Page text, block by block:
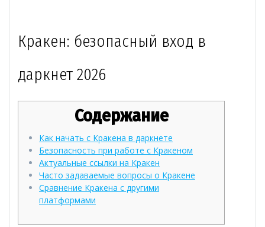
Кракен: безопасный вход в
даркнет 2026
Содержание
Как начать с Кракена в даркнете
Безопасность при работе с Кракеном
Актуальные ссылки на Кракен
Часто задаваемые вопросы о Кракене
Сравнение Кракена с другими
платформами